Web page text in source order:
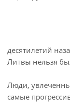
десятилетий
Литвы нельзя
Люди,
самые